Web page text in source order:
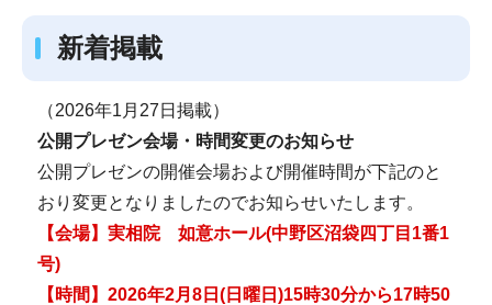
新着掲載
（2026年1月27日掲載）
公開プレゼン会場・時間変更のお知らせ
公開プレゼンの開催会場および開催時間が下記のと
おり変更となりましたのでお知らせいたします。
【会場】実相院 如意ホール(中野区沼袋四丁目1番1
号)
【時間】2026年2月8日(日曜日)15時30分から17時50